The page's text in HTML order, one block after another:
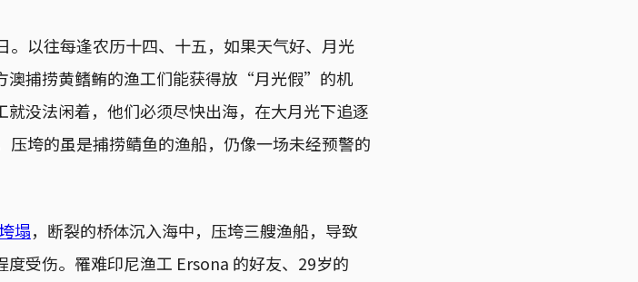
以往每逢农历十四、十五，如果天气好、月光
澳捕捞黄鳍鲔的渔工们能获得放“月光假”的机
没法闲着，他们必须尽快出海，在大月光下追逐
垮的虽是捕捞鲭鱼的渔船，仍像一场未经预警的
塌，断裂的桥体沉入海中，压垮三艘渔船，导致
受伤。罹难印尼渔工 Ersona 的好友、29岁的